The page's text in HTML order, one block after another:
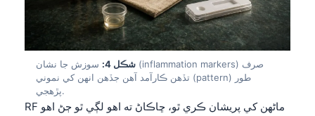
شڪل 4:
سوزش جا نشان (inflammation markers) صرف
تڏهن ڪارآمد آهن جڏهن انهن کي نموني (pattern) طور
پڙهجي.
RF ماڻهن کي پريشان ڪري ٿو، ڇاڪاڻ ته اهو لڳي ٿو ڄڻ اهو